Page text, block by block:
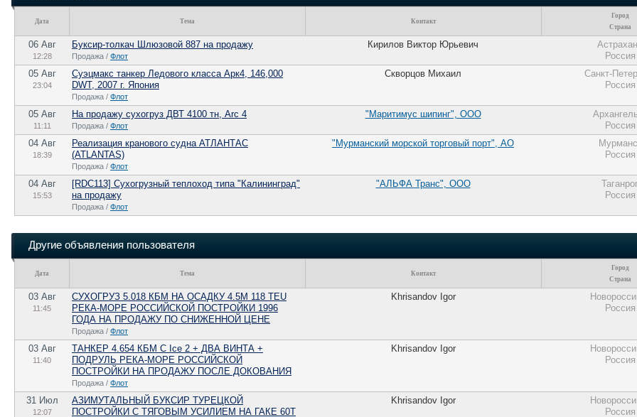
Дата Тема Контакт
Город
Страна
06 Авг
12:28
Буксир-толкач Шлюзовой 887 на продажу
Продажа / Флот
Кирилов Виктор Юрьевич
Россия
05 Авг
23:04
Суэцмакс танкер Ледового класса Арк4, 146,000
DWT, 2007 г. Япония
Продажа / Флот
Скворцов Михаил
Санкт-
Россия
05 Авг
11:11
На продажу сухогруз ДВТ 4100 тн, Arc 4
Продажа / Флот
"Маритимус шипинг", ООО
Россия
04 Авг
18:39
Реализация кранового судна АТЛАНТАС
(ATLANTAS)
Продажа / Флот
"Мурманский морской торговый порт", АО
Россия
04 Авг
15:53
[RDC113] Сухогрузный теплоход типа "Калининград"
на продажу
Продажа / Флот
"АЛЬФА Транс", ООО
Россия
Другие объявления пользователя
Дата Тема Контакт
Город
Страна
03 Авг
11:45
СУХОГРУЗ 5.018 КБМ НА ОСАДКУ 4.5М 118 TEU
РЕКА-МОРЕ РОССИЙСКОЙ ПОСТРОЙКИ 1996
ГОДА НА ПРОДАЖУ ПО CНИЖЕННОЙ ЦЕНЕ
Продажа / Флот
Khrisandov Igor
Россия
03 Авг
11:40
ТАНКЕР 4.654 КБМ C Ice 2 + ДВА ВИНТА +
ПОДРУЛЬ РЕКА-МОРЕ РОССИЙСКОЙ
ПОСТРОЙКИ НА ПРОДАЖУ ПОCЛЕ ДОКОВАНИЯ
Продажа / Флот
Khrisandov Igor
Россия
31 Июл
12:07
АЗИМУТАЛЬНЫЙ БУКСИР ТУРЕЦКОЙ
ПОСТРОЙКИ С ТЯГОВЫМ УСИЛИЕМ НА ГАКЕ 60Т
Khrisandov Igor
Россия